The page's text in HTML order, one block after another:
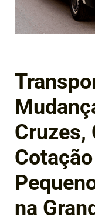
Cruzes,
na